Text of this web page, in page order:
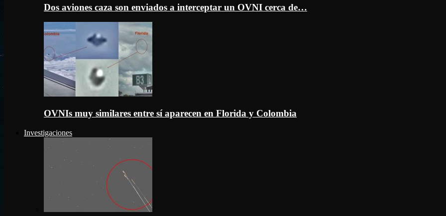
Dos aviones caza son enviados a interceptar un OVNI cerca de…
OVNIs muy similares entre sí aparecen en Florida y Colombia
Investigaciones